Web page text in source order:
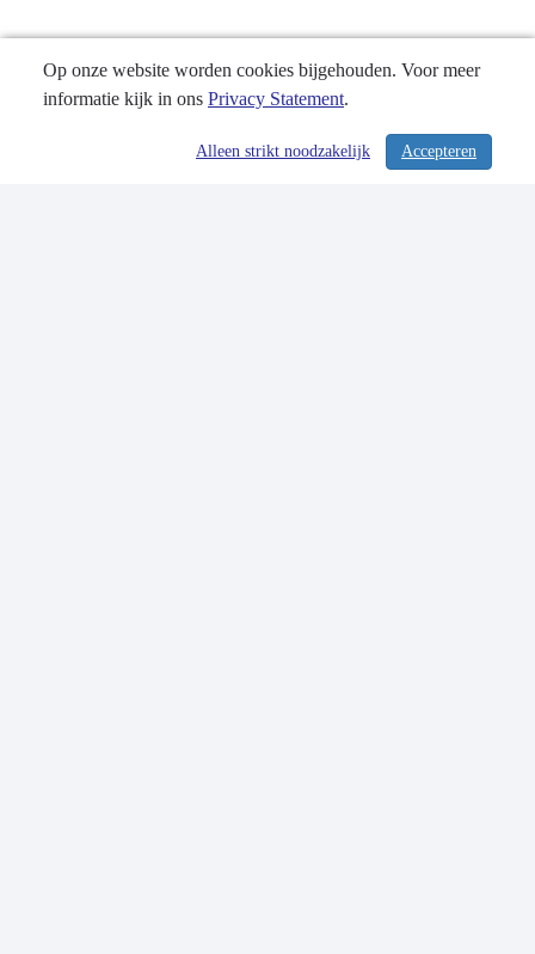
/ 343
Op onze website worden cookies bijgehouden. Voor meer
informatie kijk in ons Privacy Statement.
Accepteren
Alleen strikt noodzakelijk